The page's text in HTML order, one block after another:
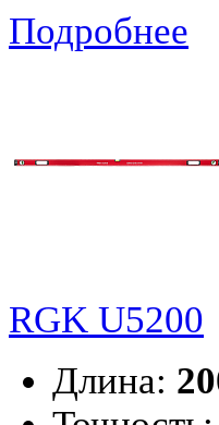
Подробнее
RGK U5200
Длина: